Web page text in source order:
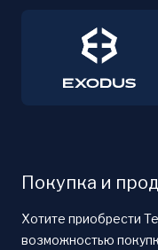
Покупка и
Хотите приобрести
возможностью